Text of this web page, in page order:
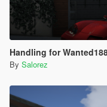
Handling for
By Salorez